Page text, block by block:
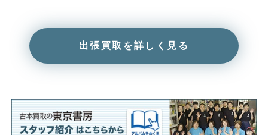
出張買取を詳しく見る